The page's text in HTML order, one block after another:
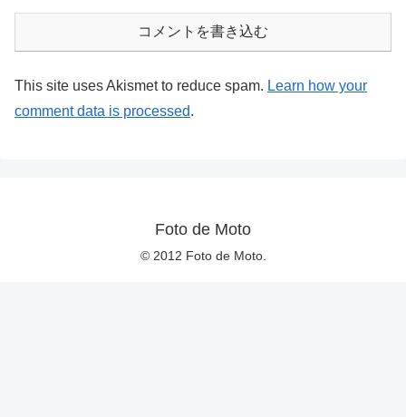
コメントを書き込む
This site uses Akismet to reduce spam. Learn how your
comment data is processed.
Foto de Moto
© 2012 Foto de Moto.